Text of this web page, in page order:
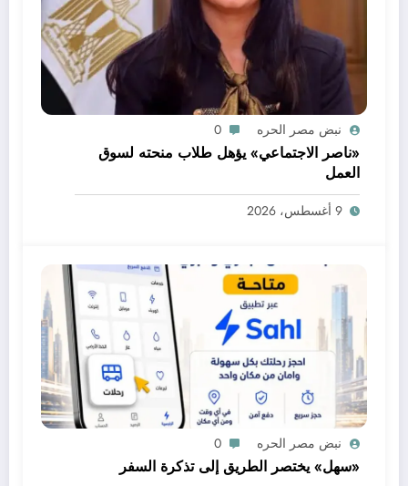
نبض مصر الحره 0
«ناصر الاجتماعي» يؤهل طلاب منحته لسوق
العمل
9 أغسطس، 2026
نبض مصر الحره 0
«سهل» يختصر الطريق إلى تذكرة السفر